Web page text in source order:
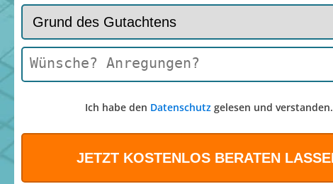
Ich habe den Datenschutzgelesen und verstanden.